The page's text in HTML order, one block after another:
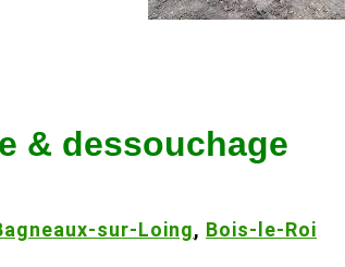
& dessouchage
sur-Loing, Bois-le-Roi